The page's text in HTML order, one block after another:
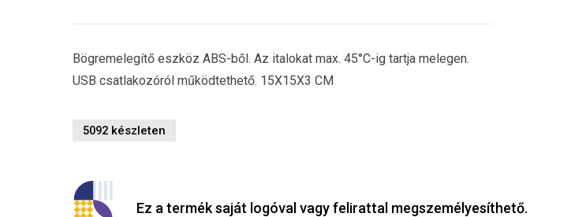
Bögremelegítő eszköz ABS-ből. Az italokat max. 45°C-ig tartja melegen.
USB csatlakozóról működtethető. 15X15X3 CM
5092 készleten
Ez a termék saját logóval vagy felirattal megszemélyesíthető.